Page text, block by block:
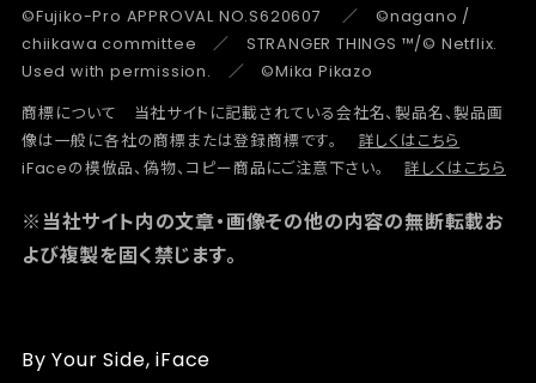
©Fujiko-Pro APPROVAL NO.S620607 ／ ©nagano /
chiikawa committee ／ STRANGER THINGS ™/© Netflix.
Used with permission. ／ ©Mika Pikazo
商標について 当社サイトに記載されている会社名、製品名、製品画
像は一般に各社の商標または登録商標です。
詳しくはこちら
iFaceの模倣品、偽物、コピー商品にご注意下さい。
詳しくはこちら
※当社サイト内の文章・画像その他の内容の無断転載お
よび複製を固く禁じます。
By Your Side, iFace